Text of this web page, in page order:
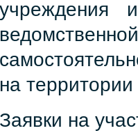
учреждения
на территории
Заявки на